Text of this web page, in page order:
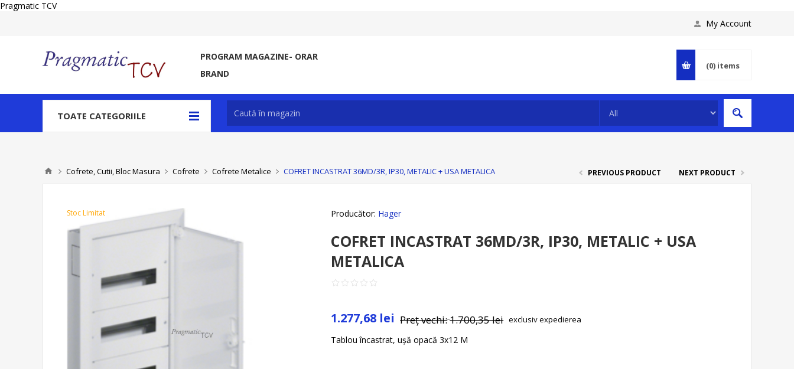
Pragmatic TCV
My Account
PROGRAM MAGAZINE- ORAR
BRAND
(0) items
TOATE CATEGORIILE
Cofrete, Cutii, Bloc Masura Cofrete Cofrete Metalice COFRET INCASTRAT 36MD/3R, IP30, METALIC + USA METALICA PREVIOUS PRODUCT NEXT PRODUCT
Stoc Limitat Producător: Hager
COFRET INCASTRAT 36MD/3R, IP30, METALIC + USA
METALICA
1.277,68 lei Preț vechi:1.700,35 lei exclusivexpedierea
Tablou încastrat, ușă opacă 3x12 M